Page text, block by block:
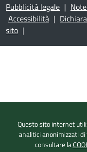
Pubblicità legale |
Accessibilità |
sito |
Questo sito internet
analitici anonimizzati
consultare la